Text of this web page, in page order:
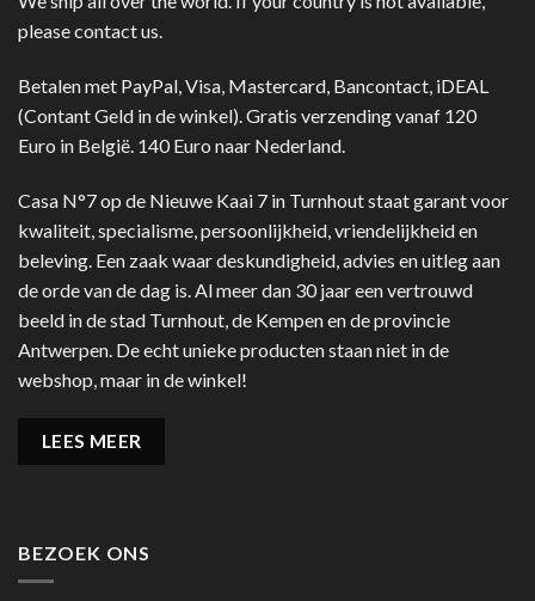
please contact us.
Betalen met PayPal, Visa, Mastercard, Bancontact, iDEAL
(Contant Geld in de winkel). Gratis verzending vanaf 120
Euro in België. 140 Euro naar Nederland.
Casa N°7 op de Nieuwe Kaai 7 in Turnhout staat garant voor
kwaliteit, specialisme, persoonlijkheid, vriendelijkheid en
beleving. Een zaak waar deskundigheid, advies en uitleg aan
de orde van de dag is. Al meer dan 30 jaar een vertrouwd
beeld in de stad Turnhout, de Kempen en de provincie
Antwerpen. De echt unieke producten staan niet in de
webshop, maar in de winkel!
LEES MEER
BEZOEK ONS